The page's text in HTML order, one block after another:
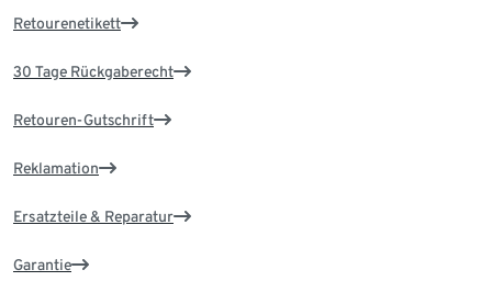
Retourenetikett
30 Tage Rückgaberecht
Retouren-Gutschrift
Reklamation
Ersatzteile & Reparatur
Garantie